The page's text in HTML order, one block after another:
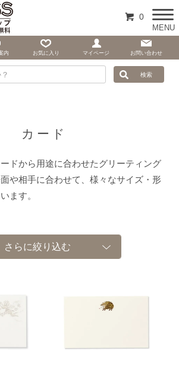
カード
ドから用途に合わせたグリーティング
や相手に合わせて、様々なサイズ・形
ます。
さらに絞り込む
ートメッセージカード
0
MENU
内 お気に入り マイページ お問い合わせ